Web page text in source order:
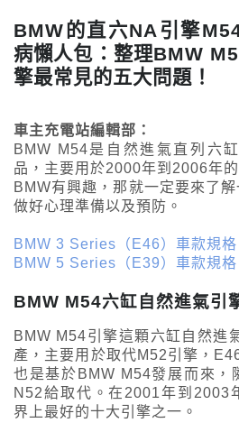
BMW的直六NA引擎
病懶人包：整理BMW
擎最常見的五大問題！
車主充電站編輯部：
BMW M54是自然進氣直列六
品，主要用於2000年到2006年
BMW有興趣，那就一定要來了
做好心理準備以及預防。
BMW 3 Series（E46）車款規格
BMW 5 Series（E39）車款規格
BMW M54六缸自然進氣引
BMW M54引擎這顆六缸自然進
產，主要用於取代M52引擎，
也是基於BMW M54發展而來，
N52給取代。在2001年到2003
界上最好的十大引擎之一。